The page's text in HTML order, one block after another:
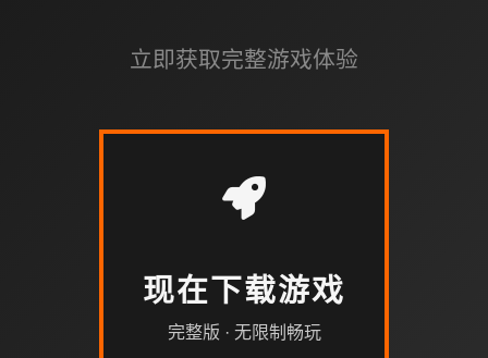
立即获取完整游戏体验
现在下载游戏
完整版 · 无限制畅玩